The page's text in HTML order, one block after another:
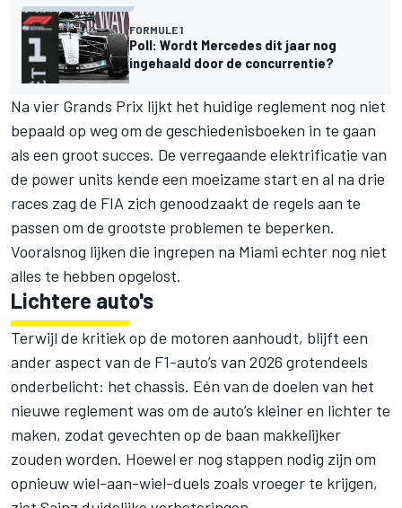
FORMULE 1
Poll: Wordt Mercedes dit jaar nog
ingehaald door de concurrentie?
Na vier Grands Prix lijkt het huidige reglement nog niet
bepaald op weg om de geschiedenisboeken in te gaan
als een groot succes. De verregaande elektrificatie van
de power units kende een moeizame start en al na drie
races zag de FIA zich genoodzaakt de regels aan te
passen om de grootste problemen te beperken.
Vooralsnog lijken die ingrepen na Miami echter nog niet
alles te hebben opgelost.
Lichtere auto's
Terwijl de kritiek op de motoren aanhoudt, blijft een
ander aspect van de F1-auto’s van 2026 grotendeels
onderbelicht: het chassis. Eén van de doelen van het
nieuwe reglement was om de auto’s kleiner en lichter te
maken, zodat gevechten op de baan makkelijker
zouden worden. Hoewel er nog stappen nodig zijn om
opnieuw wiel-aan-wiel-duels zoals vroeger te krijgen,